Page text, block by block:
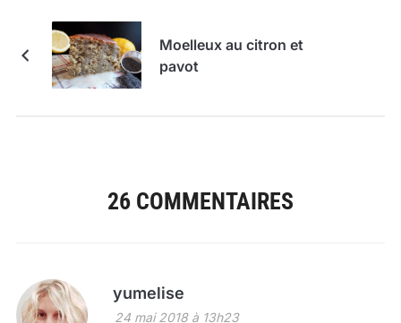
Moelleux au citron et
pavot
26 COMMENTAIRES
yumelise
24 mai 2018 à 13h23